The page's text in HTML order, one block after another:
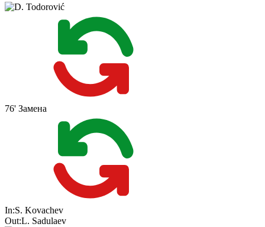
76' Замена
In:S. Kovachev
Out:L. Sadulaev